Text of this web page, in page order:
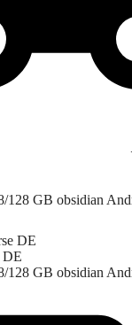
128 GB obsidian
DE
128 GB obsidian